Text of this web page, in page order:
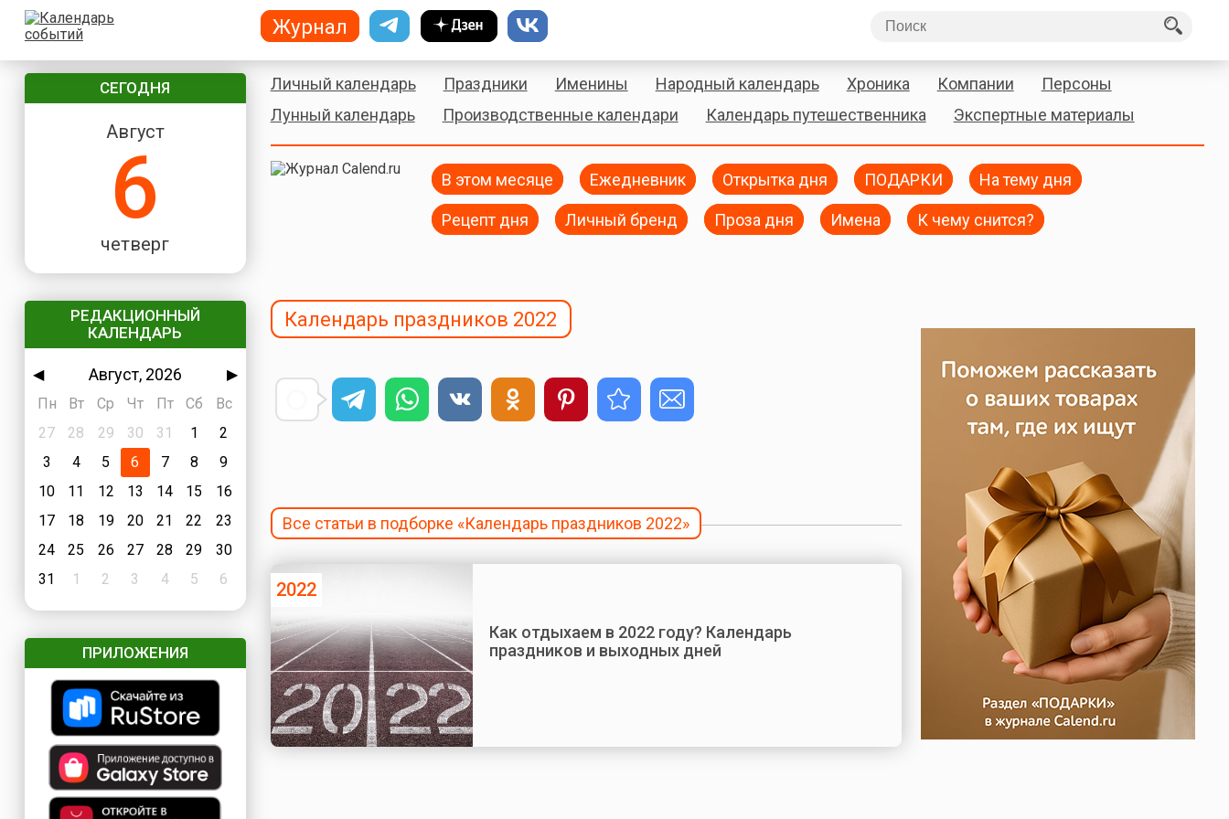
СЕГОДНЯ
Август
6
четверг
РЕДАКЦИОННЫЙ
КАЛЕНДАРЬ
◀ Август, 2026
▶
Пн
Вт Ср Чт Пт Сб
Вс
27
28 29 30 31 1
2
3
4 5 6 7 8
9
10
11 12 13 14 15
16
17
18 19 20 21 22
23
24
25 26 27 28 29
30
31
1 2 3 4 5 6
ПРИЛОЖЕНИЯ
Личный календарь Праздники Именины Народный календарь Хроника Компании
Персоны
Лунный календарь
Производственные календари Календарь путешественника Экспертные материалы
В этом месяце Ежедневник Открытка дня ПОДАРКИ На тему дня
Рецепт дня Личный бренд Проза дня Имена К чему снится?
Календарь праздников 2022
Все статьи в подборке «Календарь праздников 2022»
2022
Как отдыхаем в 2022 году? Календарь
праздников и выходных дней
Журнал